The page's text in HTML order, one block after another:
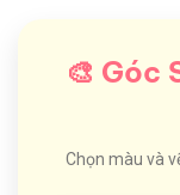
🎨 Góc
Chọn màu và